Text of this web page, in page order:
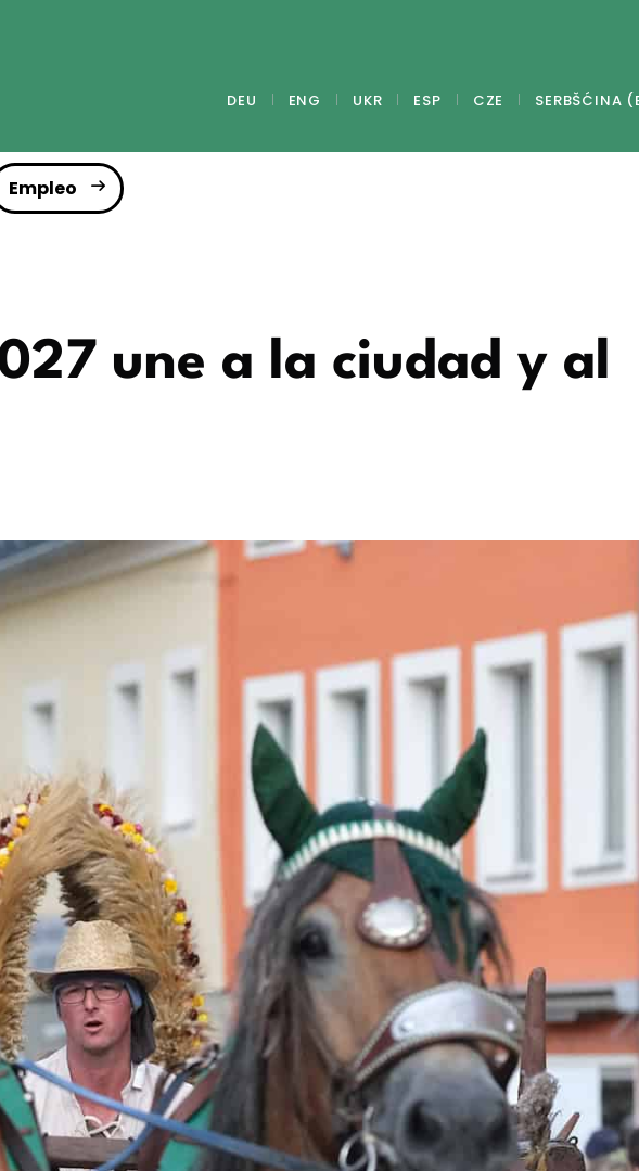
DEU ENG UKR ESP CZE SERBŠĆINA
Empleo
une a la ciudad y al